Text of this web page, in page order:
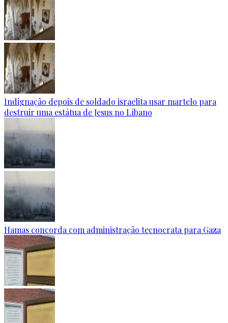
Indignação depois de soldado israelita usar martelo para
destruir uma estátua de Jesus no Líbano
Hamas concorda com administração tecnocrata para Gaza